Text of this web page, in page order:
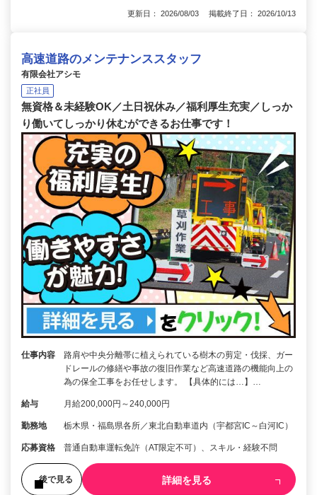
更新日： 2026/08/03 掲載終了日： 2026/10/13
高速道路のメンテナンススタッフ
有限会社アシモ
正社員
無資格＆未経験OK／土日祝休み／福利厚生充実／しっか
り働いてしっかり休むができるお仕事です！
仕事内容
路肩や中央分離帯に植えられている樹木の剪定・伐採、ガー
ドレールの修繕や事故の復旧作業など高速道路の機能向上の
為の保全工事をお任せします。 【具体的には…】…
給与 月給200,000円～240,000円
勤務地 栃木県・福島県各所／東北自動車道内（宇都宮IC～白河IC）
応募資格 普通自動車運転免許（AT限定不可）、スキル・経験不問
後で見る 詳細を見る